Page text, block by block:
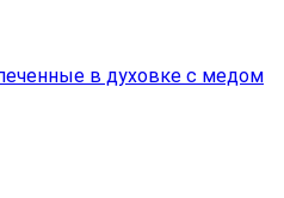
в духовке с медом